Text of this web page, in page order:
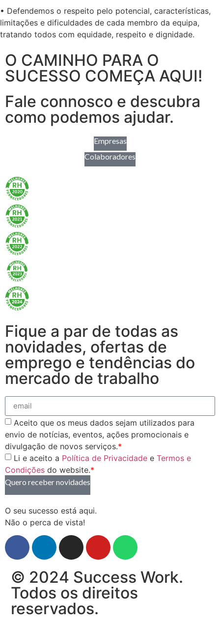
• Defendemos o respeito pelo potencial, características,
limitações e dificuldades de cada membro da equipa,
tratando todos com equidade, respeito e dignidade.
O CAMINHO PARA O
SUCESSO COMEÇA AQUI!
Fale connosco e descubra
como podemos ajudar.
Empresas
Colaboradores
Fique a par de todas as
novidades, ofertas de
emprego e tendências do
mercado de trabalho
Aceito que os meus dados sejam utilizados para
envio de notícias, eventos, ações promocionais e
divulgação de novos serviços.*
Li e aceito a Política de Privacidade e Termos e
Condições do website.*
Quero receber novidades
O seu sucesso está aqui.
Não o perca de vista!
© 2024 Success Work.
Todos os direitos
reservados.